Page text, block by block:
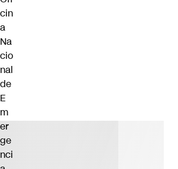
cin
a
Na
cio
nal
de
E
m
er
ge
nci